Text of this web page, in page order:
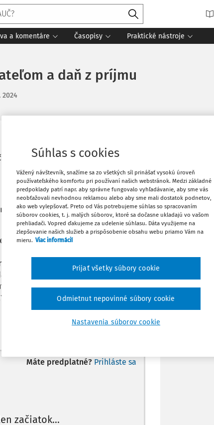
a komentáre Časopisy Praktické nástroje
a daň z príjmu
2024
2024.
predať. V prvom prípade
príjmu a v prípadoch 2 a 3 nie, keďže
pri predaji nehnuteľnosti
za každý z predošlých troch bodov
pre každý spôsob nadobudnutia
nehnuteľnosti posudzovať ako celok,
Máte predplatné? Prihláste sa
začiatok...
Stiahnuť
Vytlačiť
Zdieľať
Súhlas s cookies
Vážený návštevník, snažíme sa zo všetkých síl prinášať vysokú úroveň
používateľského komfortu pri používaní našich webstránok. Medzi základné
predpoklady patrí napr. aby správne fungovalo vyhľadávanie, aby sme vás
neobťažovali nevhodnou reklamou alebo aby sme mali dostatok podnetov,
ako web vylepšovať. Preto od Vás potrebujeme súhlas so spracovaním
súborov cookies, t. j. malých súborov, ktoré sa dočasne ukladajú vo vašom
prehliadači. Vopred ďakujeme za udelenie súhlasu. Dáta využijeme na
zlepšovanie našich služieb a prispôsobenie obsahu webu priamo Vám na
mieru. Viac informácií
Nastavenia súborov cookie
Odmietnut nepovinné súbory cookie
Prijať všetky súbory cookie